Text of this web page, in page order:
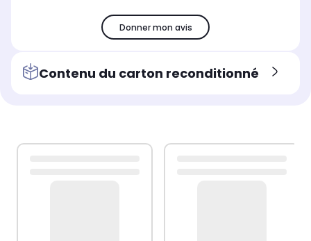
Donner mon avis
Contenu du carton reconditionné